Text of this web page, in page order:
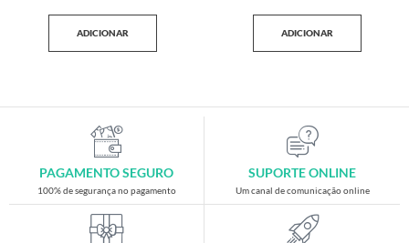
ADICIONAR ADICIONAR
PAGAMENTO SEGURO
100% de segurança no pagamento
SUPORTE ONLINE
Um canal de comunicação online